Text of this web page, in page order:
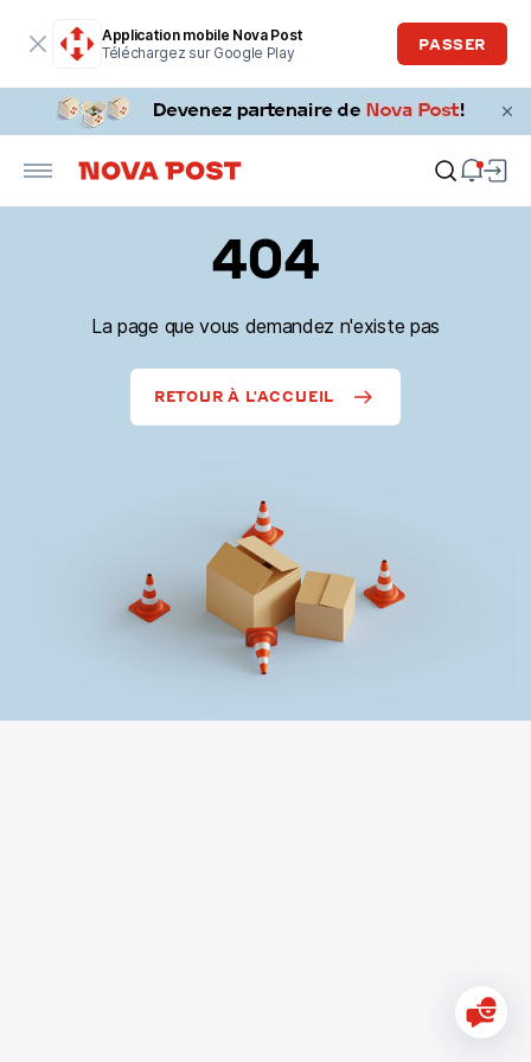
Application mobile Nova Post
Téléchargez sur Google Play
PASSER
404
La page que vous demandez n'existe pas
RETOUR À L'ACCUEIL